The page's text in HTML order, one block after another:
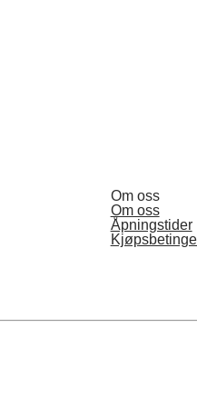
Om oss
Om oss
Åpningstider